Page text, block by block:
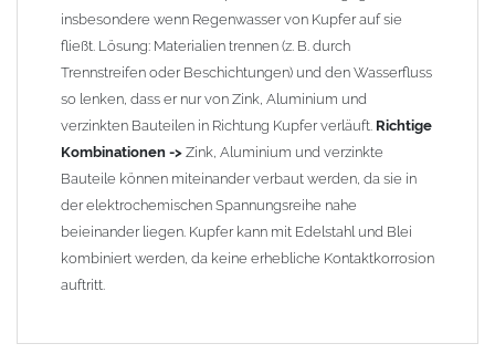
insbesondere wenn Regenwasser von Kupfer auf sie
fließt. Lösung: Materialien trennen (z. B. durch
Trennstreifen oder Beschichtungen) und den Wasserfluss
so lenken, dass er nur von Zink, Aluminium und
verzinkten Bauteilen in Richtung Kupfer verläuft. Richtige
Kombinationen -> Zink, Aluminium und verzinkte
Bauteile können miteinander verbaut werden, da sie in
der elektrochemischen Spannungsreihe nahe
beieinander liegen. Kupfer kann mit Edelstahl und Blei
kombiniert werden, da keine erhebliche Kontaktkorrosion
auftritt.